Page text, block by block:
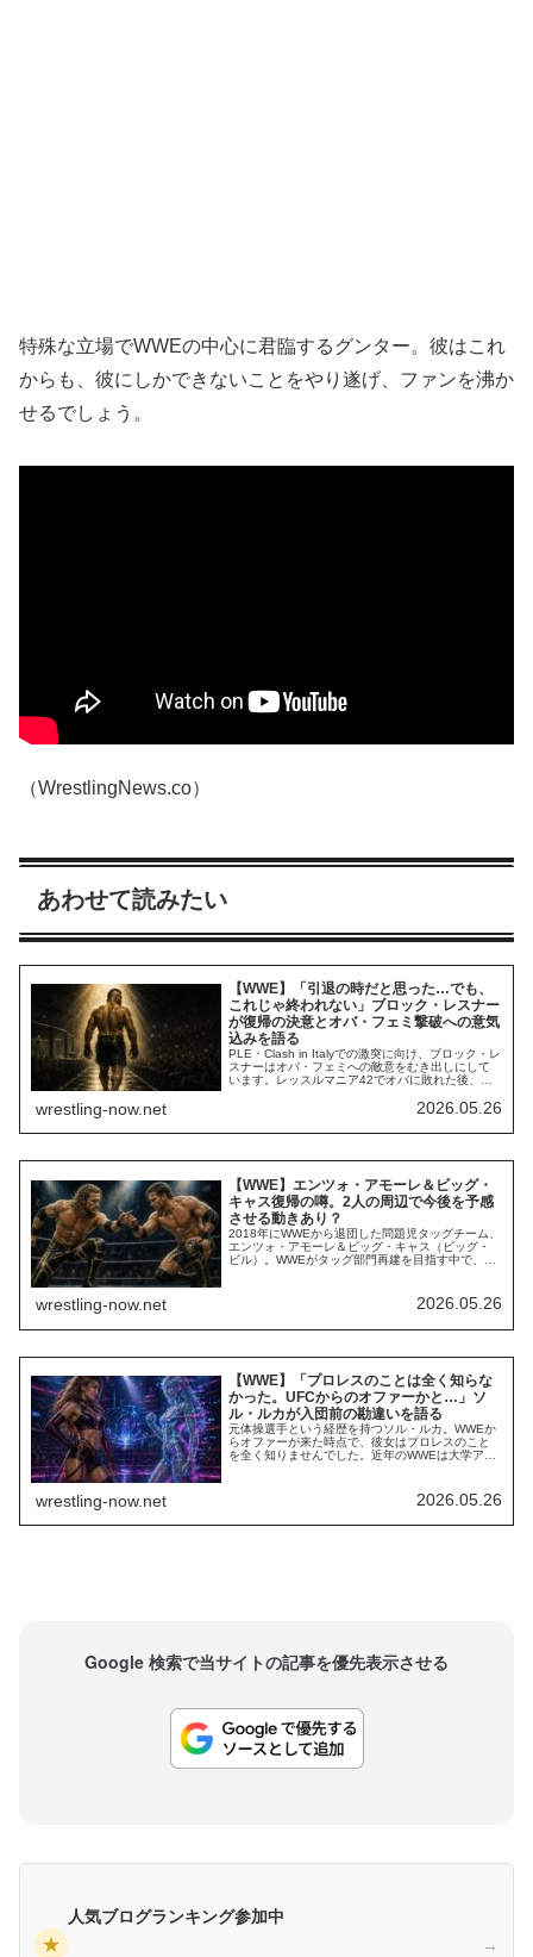
特殊な立場でWWEの中心に君臨するグンター。彼はこれ
からも、彼にしかできないことをやり遂げ、ファンを沸か
せるでしょう。
（WrestlingNews.co）
あわせて読みたい
【WWE】「引退の時だと思った…でも、
これじゃ終われない」ブロック・レスナー
が復帰の決意とオバ・フェミ撃破への意気
込みを語る
PLE・Clash in Italyでの激突に向け、ブロック・レ
スナーはオバ・フェミへの敵意をむき出しにして
います。レッスルマニア42でオバに敗れた後、レ
示唆。しかし、先日サプライズ復帰しオバを襲撃
いう彼がなぜ復帰を決意したのか、オバについて
wrestling-now.net 2026.05.26
【WWE】エンツォ・アモーレ＆ビッグ・
キャス復帰の噂。2人の周辺で今後を予感
させる動きあり？
2018年にWWEから退団した問題児タッグチーム、
エンツォ・アモーレ＆ビッグ・キャス（ビッグ・
ビル）。WWEがタッグ部門再建を目指す中で、重
キャンダルが取り沙汰されましたが、キャスはイ
ンパクト・レスリング（現TNA）やAEWで結果を
wrestling-now.net 2026.05.26
【WWE】「プロレスのことは全く知らな
かった。UFCからのオファーかと…」ソ
ル・ルカが入団前の勘違いを語る
元体操選手という経歴を持つソル・ルカ。WWEか
らオファーが来た時点で、彼女はプロレスのこと
を全く知りませんでした。近年のWWEは大学アス
部門を代表するスターへ飛躍することに期待がか
かる彼女にとって、WWEは未知の世界でした。最
wrestling-now.net 2026.05.26
Google 検索で当サイトの記事を優先表示させる
★
人気ブログランキング参加中
→